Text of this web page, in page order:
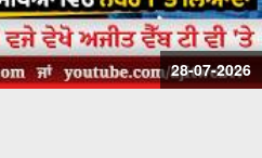
28-07-2026